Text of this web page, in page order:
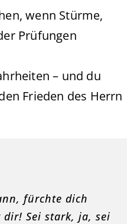
wenn Stürme,
Prüfungen
– und du
Frieden des Herrn
fürchte dich
Sei stark, ja, sei